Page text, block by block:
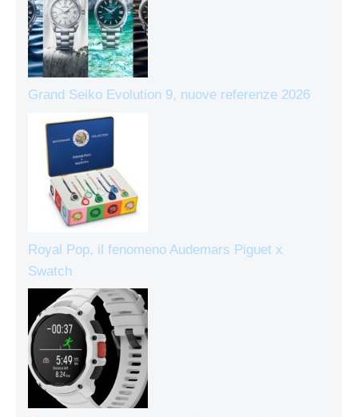
Grand Seiko Evolution 9, nuove referenze 2026
Royal Pop, il fenomeno Audemars Piguet x
Swatch